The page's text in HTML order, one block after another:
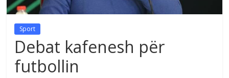
Sport
Debat kafenesh për
futbollin